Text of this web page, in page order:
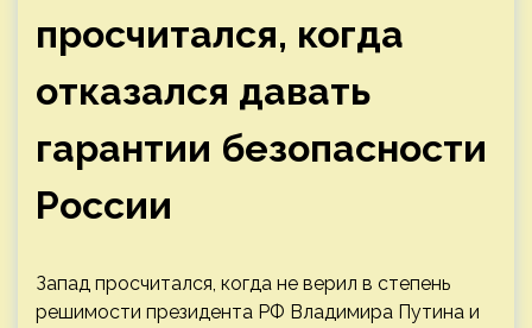
просчитался, когда
отказался давать
гарантии безопасности
России
Запад просчитался, когда не верил в степень
решимости президента РФ Владимира Путина и